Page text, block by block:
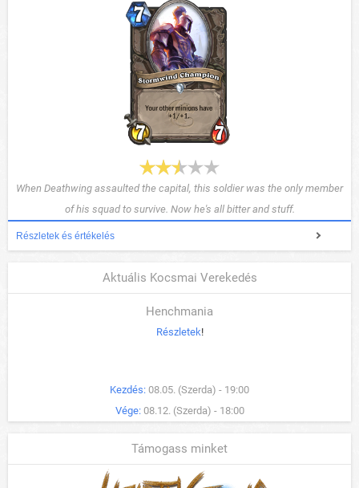
When Deathwing assaulted the capital, this soldier was the only member
of his squad to survive. Now he's all bitter and stuff.
Részletek és értékelés
Aktuális Kocsmai Verekedés
Henchmania
Részletek!
Kezdés: 08.05. (Szerda) - 19:00
Vége: 08.12. (Szerda) - 18:00
Támogass minket